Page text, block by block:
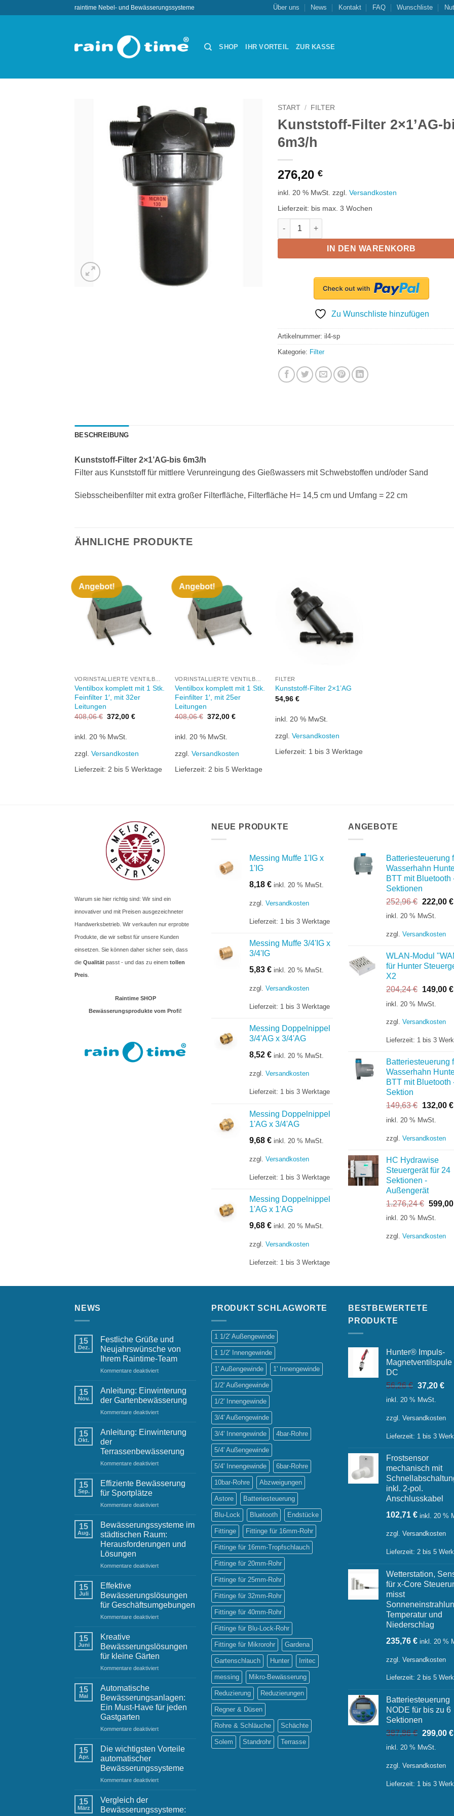
raintime Nebel- und Bewässerungssysteme Über uns News Kontakt FAQ Wunschliste
SHOP IHR VORTEIL ZUR KASSE
Zu
Wunschliste
hinzufügen
START / FILTER
Kunststoff-Filter 2×1’AG-
6m3/h
276,20 €
inkl. 20 % MwSt. zzgl. Versandkosten
Lieferzeit: bis max. 3 Wochen
Kunststoff-Filter 2x1'AG-bis 6m3/h Menge
IN DEN WARENKORB
Zu Wunschliste hinzufügen
Artikelnummer: il4-sp
Kategorie: Filter
BESCHREIBUNG
Kunststoff-Filter 2×1’AG-bis 6m3/h
Filter aus Kunststoff für mittlere Verunreingung des Gießwassers mit Schwebstoffen und/oder Sand
Siebsscheibenfilter mit extra großer Filterfläche, Filterfläche H= 14,5 cm und Umfang = 22 cm
ÄHNLICHE PRODUKTE
Angebot!
Wunschliste
hinzufügen
Ventilbox komplett mit 1 Stk.
Feinfilter 1′, mit 32er
Leitungen
408,06€ Ursprünglicher
408,06 €
372,00€Aktueller
inkl. 20 % MwSt.
zzgl. Versandkosten
Lieferzeit: 2 bis 5 Werktage
Angebot!
Wunschliste
hinzufügen
Ventilbox komplett mit 1 Stk.
Feinfilter 1′, mit 25er
Leitungen
408,06€ Ursprünglicher
408,06 €
372,00 €Aktueller
inkl. 20 % MwSt.
zzgl. Versandkosten
Lieferzeit: 2 bis 5 Werktage
FILTER
Kunststoff-Filter 2×1’AG
54,96 €
inkl. 20 % MwSt.
zzgl. Versandkosten
Lieferzeit: 1 bis 3 Werktage
Warum sie hier richtig sind: Wir sind ein
innovativer und mit Preisen ausgezeichneter
Handwerksbetrieb. Wir verkaufen nur erprobte
Produkte, die wir selbst für unsere Kunden
einsetzen. Sie können daher sicher sein, dass
die Qualität passt - und das zu einem tollen
Preis
Raintime SHOP
Bewässerungsprodukte vom Profi!
NEUE PRODUKTE
Messing Muffe 1'IG x
1'IG
8,18 € inkl. 20 % MwSt.
zzgl. Versandkosten
Lieferzeit: 1 bis 3 Werktage
Messing Muffe 3/4'IG x
3/4'IG
5,83 € inkl. 20 % MwSt.
zzgl. Versandkosten
Lieferzeit: 1 bis 3 Werktage
Messing Doppelnippel
3/4'AG x 3/4'AG
8,52 € inkl. 20 % MwSt.
zzgl. Versandkosten
Lieferzeit: 1 bis 3 Werktage
Messing Doppelnippel
1'AG x 3/4'AG
9,68 € inkl. 20 % MwSt.
zzgl. Versandkosten
Lieferzeit: 1 bis 3 Werktage
Messing Doppelnippel
1'AG x 1'AG
9,68 € inkl. 20 % MwSt.
zzgl. Versandkosten
Lieferzeit: 1 bis 3 Werktage
ANGEBOTE
Batteriesteuerung
Wasserhahn
BTT mit Bluetooth
Sektionen
252,96€
Preis
252,96 €
222,00 €
inkl. 20 % MwSt.
zzgl. Versandkosten
WLAN-Modul
für Hunter
X2
204,24€
Preis
204,24 €
149,00 €
inkl. 20 % MwSt.
zzgl. Versandkosten
Lieferzeit: 1 bis 3
Batteriesteuerung
Wasserhahn
BTT mit Bluetooth
Sektion
149,63€
Preis
149,63 €
132,00 €
inkl. 20 % MwSt.
zzgl. Versandkosten
HC Hydrawise
Steuergerät für 24
Sektionen -
Außengerät
1.276,24€
Preis
599,00
inkl. 20 % MwSt.
zzgl. Versandkosten
NEWS
15
Dez.
Festliche Grüße und
Neujahrswünsche von
Ihrem Raintime-Team
Kommentare deaktiviertfür
Grüße
Neujahrswünsche
von
Raintime-
15
Nov.
Anleitung: Einwinterung
der Gartenbewässerung
Kommentare deaktiviertfür
Einwinterung
15
Okt.
Anleitung: Einwinterung
der
Terrassenbewässerung
Kommentare deaktiviertfür
Terrassenbewässerung
15
Sep.
Effiziente Bewässerung
für Sportplätze
Kommentare deaktiviertfür
Bewässerung
für
Sportplätze
15
Aug.
Bewässerungssysteme im
städtischen Raum:
Herausforderungen und
Lösungen
Kommentare deaktiviertfür
Bewässerungssysteme
städtischen
Raum:
Herausforderungen
und
15
Juli
Effektive
Bewässerungslösungen
für Geschäftsumgebungen
Kommentare deaktiviertfür
Bewässerungslösungen
für
Geschäftsumgebungen
15
Juni
Kreative
Bewässerungslösungen
für kleine Gärten
Kommentare deaktiviertfür
Bewässerungslösungen
für
kleine
Gärten
15
Mai
Automatische
Bewässerungsanlagen:
Ein Must-Have für jeden
Gastgarten
Kommentare deaktiviertfür
Bewässerungsanlagen:
Have
für
15
Apr.
Die wichtigsten Vorteile
automatischer
Bewässerungssysteme
Kommentare deaktiviertfür
automatischer
15
März
Vergleich der
Bewässerungssysteme:
PRODUKT SCHLAGWORTE
1 1/2' Außengewinde
1 1/2' Innengewinde
1' Außengewinde 1' Innengewinde
1/2' Außengewinde
1/2' Innengewinde
3/4' Außengewinde
3/4' Innengewinde 4bar-Rohre
5/4' Außengewinde
5/4' Innengewinde 6bar-Rohre
10bar-Rohre Abzweigungen
Astore Batteriesteuerung
Blu-Lock Bluetooth Endstücke
Fittinge Fittinge für 16mm-Rohr
Fittinge für 16mm-Tropfschlauch
Fittinge für 20mm-Rohr
Fittinge für 25mm-Rohr
Fittinge für 32mm-Rohr
Fittinge für 40mm-Rohr
Fittinge für Blu-Lock-Rohr
Fittinge für Mikrorohr Gardena
Gartenschlauch Hunter Irritec
messing Mikro-Bewässerung
Reduzierung Reduzierungen
Regner & Düsen
Rohre & Schläuche Schächte
Solem Standrohr Terrasse
BESTBEWERTETE
PRODUKTE
Hunter® Impuls-
Magnetventilspule
DC
56,26€
Preis
56,26 €
37,20 €
inkl. 20 % MwSt.
zzgl. Versandkosten
Lieferzeit: 1 bis 3
Frostsensor
mechanisch mit
inkl. 2-pol.
Anschlusskabel
102,71 € inkl. 20 %
zzgl. Versandkosten
Lieferzeit: 2 bis 5
Wetterstation,
für x-Core
misst
Temperatur und
Niederschlag
235,76 € inkl. 20 %
zzgl. Versandkosten
Lieferzeit: 2 bis 5
Batteriesteuerung
NODE für bis zu 6
Sektionen
387,86€
Preis
387,86 €
299,00 €
inkl. 20 % MwSt.
zzgl. Versandkosten
Lieferzeit: 1 bis 3